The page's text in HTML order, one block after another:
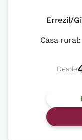
Errezil/
Casa rural:
Desde